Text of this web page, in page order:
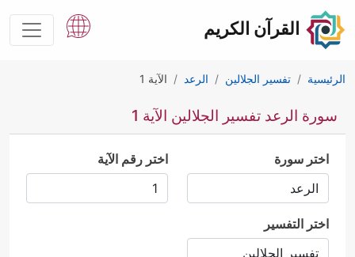
القرآن الكريم
الرئيسية تفسير الجلالين الرعد الآية 1
سورة الرعد تفسير الجلالين الآية 1
اختر سورة اختر رقم الآية
اختر التفسير